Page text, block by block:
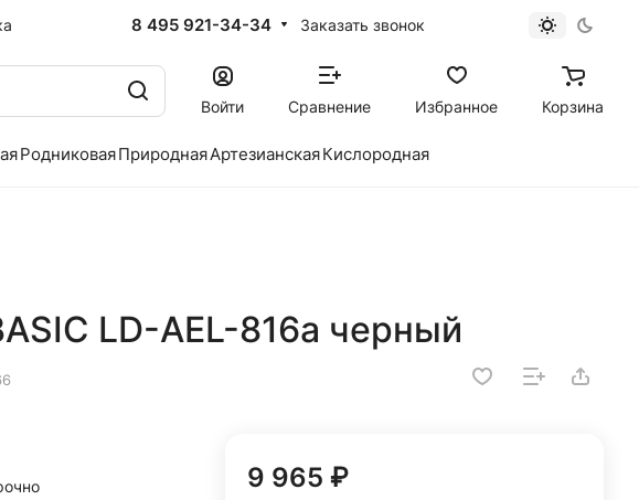
8 495 921-34-34 Заказать звонок
Войти Сравнение Избранное Корзина
РодниковаяПрироднаяАртезианскаяКислородная
LD-AEL-816a черный
9 965 ₽